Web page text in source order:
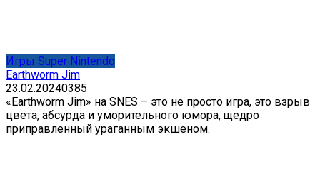
Игры Super Nintendo
Earthworm Jim
23.02.20240385
«Earthworm Jim» на SNES – это не просто игра, это взрыв
цвета, абсурда и уморительного юмора, щедро
приправленный ураганным экшеном.